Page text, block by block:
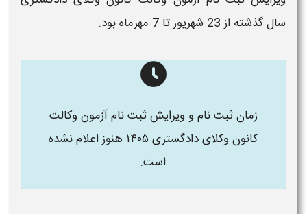
سال گذشته از 23 شهریور تا 7 مهرماه بود.
زمان ثبت نام و ویرایش ثبت نام آزمون وکالت
کانون وکلای دادگستری ۱۴۰۵ هنوز اعلام نشده
است.